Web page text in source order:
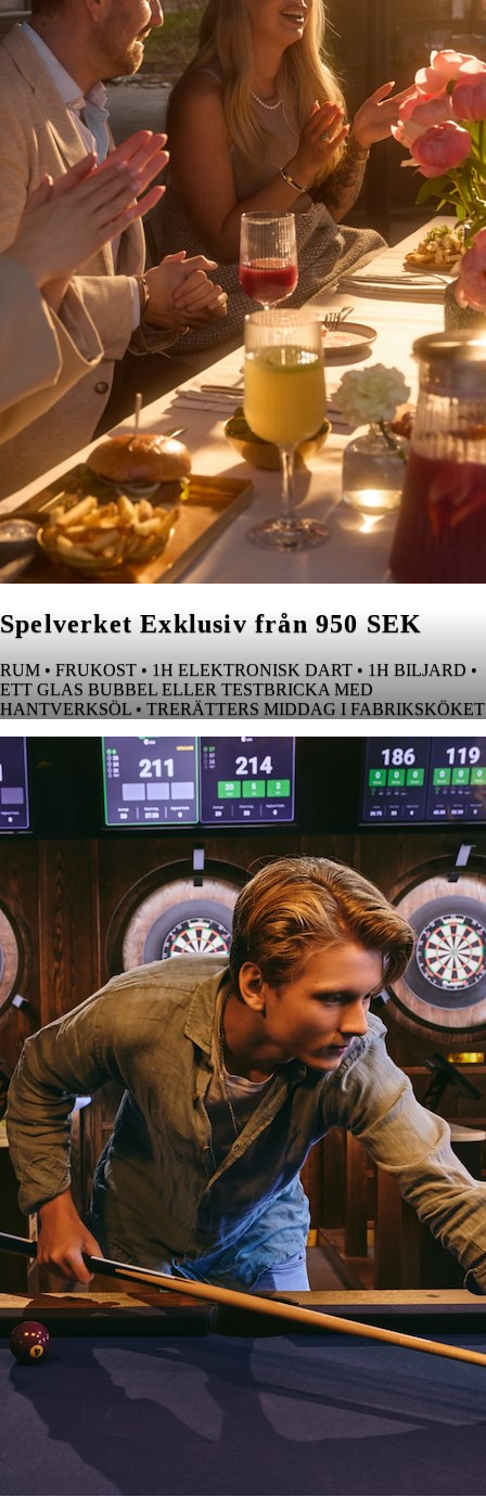
Spelverket Exklusiv från 950 SEK
RUM • FRUKOST • 1H ELEKTRONISK DART • 1H BILJARD •
ETT GLAS BUBBEL ELLER TESTBRICKA MED
HANTVERKSÖL • TRERÄTTERS MIDDAG I FABRIKSKÖKET